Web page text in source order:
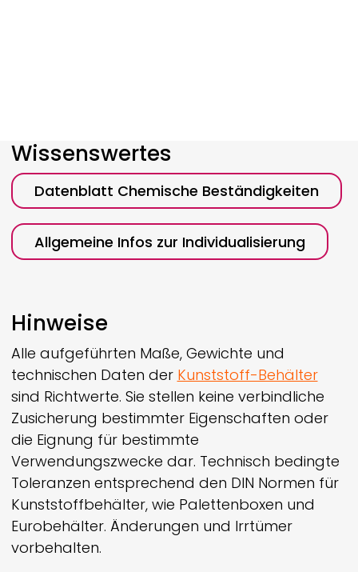
Wissenswertes
Datenblatt Chemische Beständigkeiten
Allgemeine Infos zur Individualisierung
Hinweise
Alle aufgeführten Maße, Gewichte und
technischen Daten der Kunststoff-Behälter
sind Richtwerte. Sie stellen keine verbindliche
Zusicherung bestimmter Eigenschaften oder
die Eignung für bestimmte
Verwendungszwecke dar. Technisch bedingte
Toleranzen entsprechend den DIN Normen für
Kunststoffbehälter, wie Palettenboxen und
Eurobehälter. Änderungen und Irrtümer
vorbehalten.